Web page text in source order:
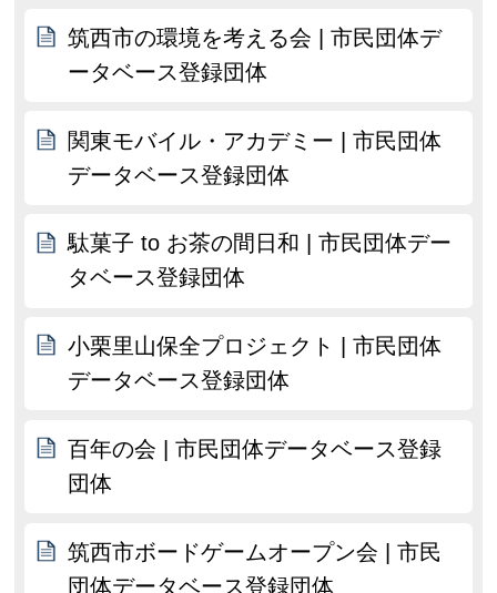
筑西市の環境を考える会 | 市民団体デ
ータベース登録団体
関東モバイル・アカデミー | 市民団体
データベース登録団体
駄菓子 to お茶の間日和 | 市民団体デー
タベース登録団体
小栗里山保全プロジェクト | 市民団体
データベース登録団体
百年の会 | 市民団体データベース登録
団体
筑西市ボードゲームオープン会 | 市民
団体データベース登録団体